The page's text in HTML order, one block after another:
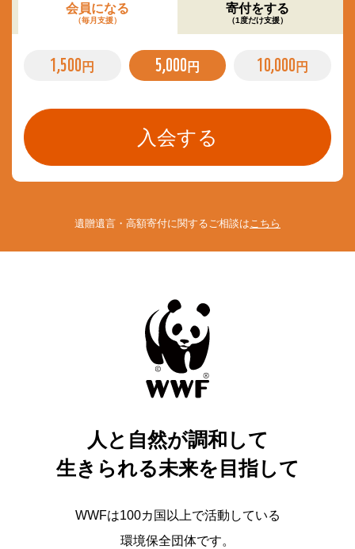
会員になる
（毎月支援）
寄付をする
（1度だけ支援）
1,500 円 5,000 円 10,000 円
遺贈遺言・高額寄付に関するご相談は こちら
人と自然が調和して
生きられる未来を目指して
WWFは100カ国以上で活動している
環境保全団体です。